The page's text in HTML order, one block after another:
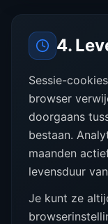
4.
Sessie-
browser
doorgaans
bestaan.
maanden
levensduur
Je kunt ze